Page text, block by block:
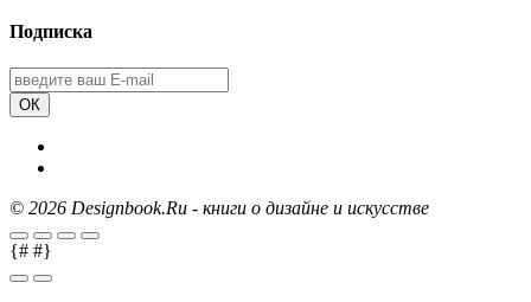
Подписка
ОК
© 2026 Designbook.Ru - книги о дизайне и искусстве
{# #}